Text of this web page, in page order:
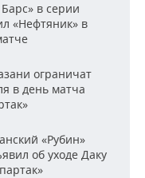
в серии
«Нефтяник» в
ограничат
в день матча
«Рубин»
об уходе Даку